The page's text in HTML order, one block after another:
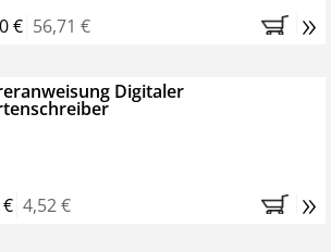
€ 56,71 € »
Digitaler
4,52 € »